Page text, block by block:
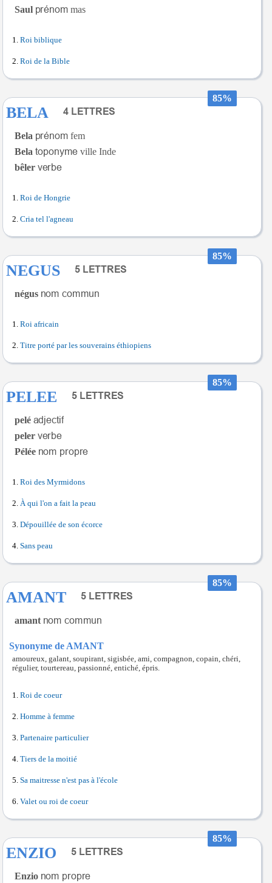
Saul mas
Roi biblique
Roi de la Bible
85%
BELA
Bela
fem
Bela
ville Inde
bêler
Roi de Hongrie
Cria tel l'agneau
85%
NEGUS
négus
Roi africain
Titre porté par les souverains éthiopiens
85%
PELEE
pelé
peler
Pélée
Roi des Myrmidons
À qui l'on a fait la peau
Dépouillée de son écorce
Sans peau
85%
AMANT
amant
Synonyme de AMANT
amoureux, galant, soupirant, sigisbée, ami, compagnon, copain, chéri,
régulier, tourtereau, passionné, entiché, épris.
Roi de coeur
Homme à femme
Partenaire particulier
Tiers de la moitié
Sa maitresse n'est pas à l'école
Valet ou roi de coeur
85%
ENZIO
Enzio